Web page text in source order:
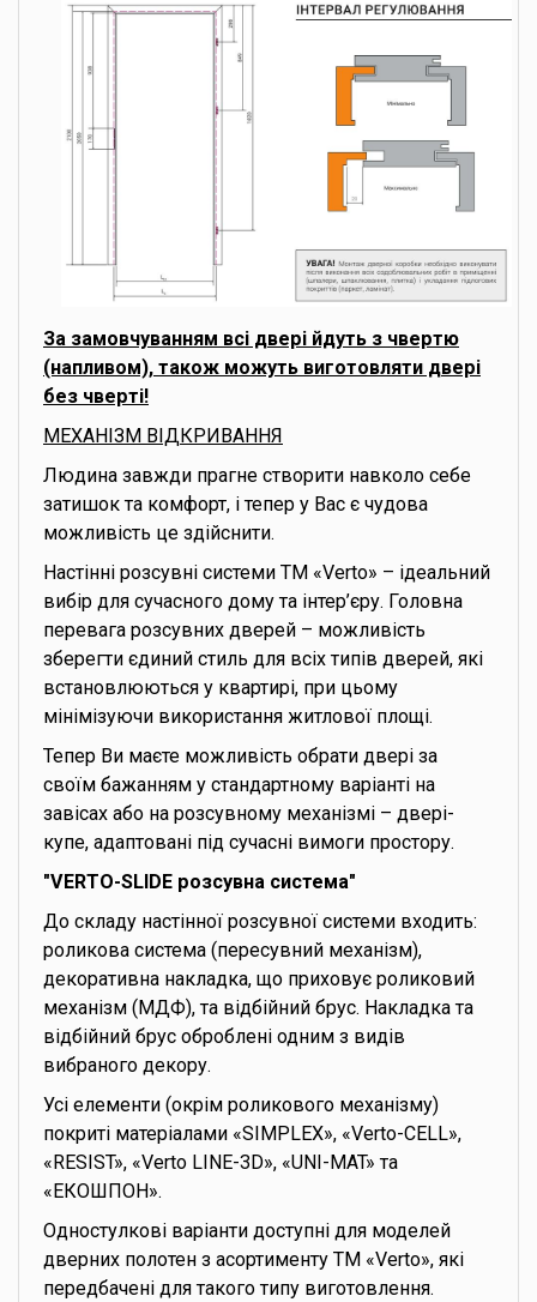
За замовчуванням всі двері йдуть з чвертю
(напливом), також можуть виготовляти двері
без чверті!
МЕХАНІЗМ ВІДКРИВАННЯ
Людина завжди прагне створити навколо себе
затишок та комфорт, і тепер у Вас є чудова
можливість це здійснити.
Настінні розсувні системи ТМ «Verto» – ідеальний
вибір для сучасного дому та інтер’єру. Головна
перевага розсувних дверей – можливість
зберегти єдиний стиль для всіх типів дверей, які
встановлюються у квартирі, при цьому
мінімізуючи використання житлової площі.
Тепер Ви маєте можливість обрати двері за
своїм бажанням у стандартному варіанті на
завісах або на розсувному механізмі – двері-
купе, адаптовані під сучасні вимоги простору.
"VERTO-SLIDE розсувна система"
До складу настінної розсувної системи входить:
роликова система (пересувний механізм),
декоративна накладка, що приховує роликовий
механізм (МДФ), та відбійний брус. Накладка та
відбійний брус оброблені одним з видів
вибраного декору.
Усі елементи (окрім роликового механізму)
покриті матеріалами «SIMPLEX», «Verto-CELL»,
«RESIST», «Verto LINE-3D», «UNI-MAT» та
«ЕКОШПОН».
Одностулкові варіанти доступні для моделей
дверних полотен з асортименту ТМ «Verto», які
передбачені для такого типу виготовлення.